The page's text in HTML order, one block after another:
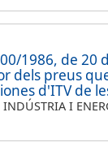
1986, de 20
dels preus
d'ITV de
INDÚSTRIA I